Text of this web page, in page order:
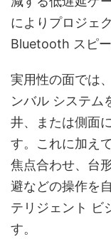
によりプロジェ
Bluetooth スピー
実用性の面では
ンバル システム
井、または側面
す。これに加え
焦点合わせ、台
避などの操作を
テリジェント ビ
す。